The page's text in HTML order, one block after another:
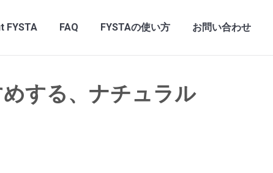
FYSTA FAQ FYSTAの使い方 お問い合わせ
する、ナチュラル